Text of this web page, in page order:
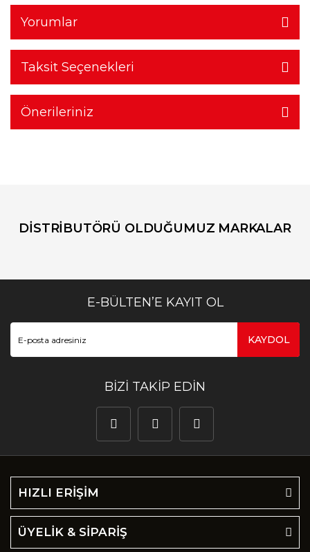
Yorumlar
Taksit Seçenekleri
Önerileriniz
DİSTRİBUTÖRÜ OLDUĞUMUZ MARKALAR
E-BÜLTEN’E KAYIT OL
KAYDOL
BİZİ TAKİP EDİN
HIZLI ERİŞİM
ÜYELİK & SİPARİŞ